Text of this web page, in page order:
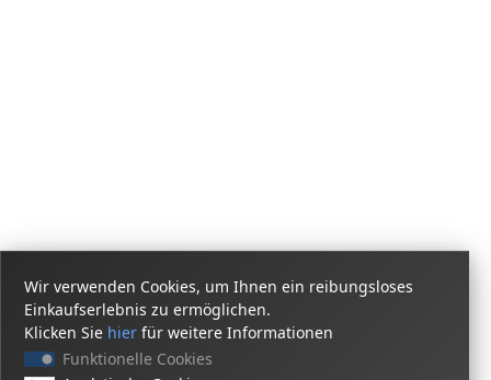
Wir verwenden Cookies, um Ihnen ein reibungsloses
Einkaufserlebnis zu ermöglichen.
Klicken Sie hier für weitere Informationen
Funktionelle Cookies